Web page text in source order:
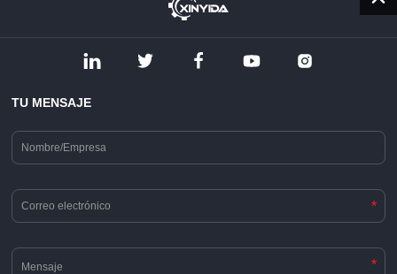
TU MENSAJE
*
*